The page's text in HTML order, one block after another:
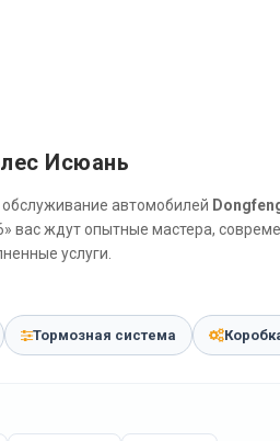
Исюань
автомобилей
вас ждут опытные мастера,
услуги.
Тормозная система